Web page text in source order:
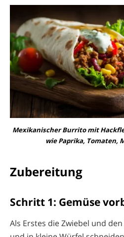
Mexikanischer Burrito mit
wie Paprika, Tomaten,
Zubereitung
Schritt 1: Gemüse
Als Erstes die Zwiebel und